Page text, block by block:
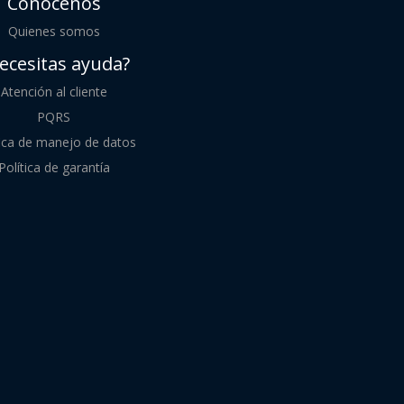
Quienes somos
ayuda?
Atención al cliente
PQRS
de manejo de datos
Política de garantía